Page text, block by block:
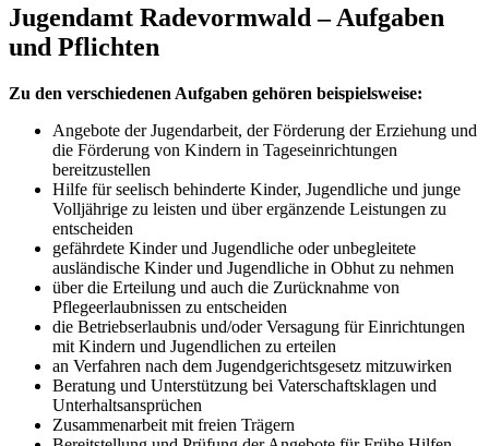
Jugendamt Radevormwald – Aufgaben
und Pflichten
Zu den verschiedenen Aufgaben gehören beispielsweise:
Angebote der Jugendarbeit, der Förderung der Erziehung und
die Förderung von Kindern in Tageseinrichtungen
bereitzustellen
Hilfe für seelisch behinderte Kinder, Jugendliche und junge
Volljährige zu leisten und über ergänzende Leistungen zu
entscheiden
gefährdete Kinder und Jugendliche oder unbegleitete
ausländische Kinder und Jugendliche in Obhut zu nehmen
über die Erteilung und auch die Zurücknahme von
Pflegeerlaubnissen zu entscheiden
die Betriebserlaubnis und/oder Versagung für Einrichtungen
mit Kindern und Jugendlichen zu erteilen
an Verfahren nach dem Jugendgerichtsgesetz mitzuwirken
Beratung und Unterstützung bei Vaterschaftsklagen und
Unterhaltsansprüchen
Zusammenarbeit mit freien Trägern